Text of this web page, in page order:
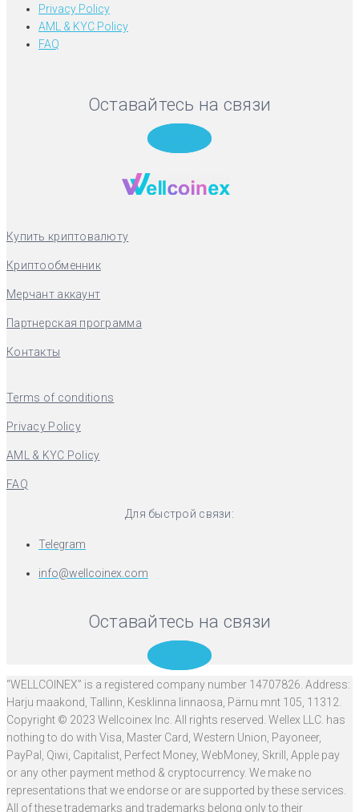
Privacy Policy
AML & KYC Policy
FAQ
Оставайтесь на связи
Купить криптовалюту
Криптообменник
Мерчант аккаунт
Партнерская программа
Контакты
Terms of conditions
Privacy Policy
AML & KYC Policy
FAQ
Для быстрой связи:
Telegram
info@wellcoinex.com
Оставайтесь на связи
“WELLCOINEX” is a registered company number 14707826. Address:
Harju maakond, Tallinn, Kesklinna linnaosa, Pärnu mnt 105, 11312.
Copyright © 2023 Wellcoinex Inc. All rights reserved. Wellex LLC. has
nothing to do with Visa, Master Card, Western Union, Payoneer,
PayPal, Qiwi, Capitalist, Perfect Money, WebMoney, Skrill, Apple pay
or any other payment method & cryptocurrency. We make no
representations that we endorse or are supported by these services.
All of these trademarks and trademarks belong only to their